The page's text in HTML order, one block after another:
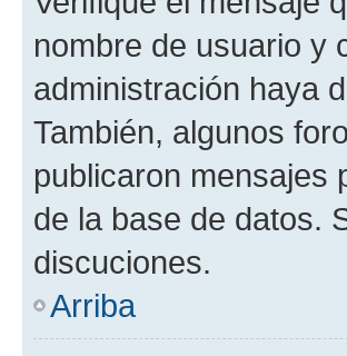
nombre de usuario y
administración haya
También, algunos
publicaron mensajes
de la base de datos.
discuciones.
Arriba